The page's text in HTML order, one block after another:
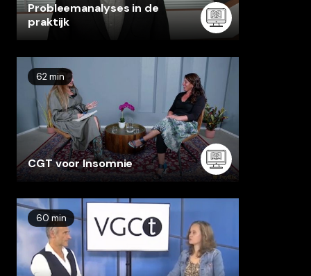
Probleemanalyses in de
praktijk
62 min
CGT voor Insomnie
60 min